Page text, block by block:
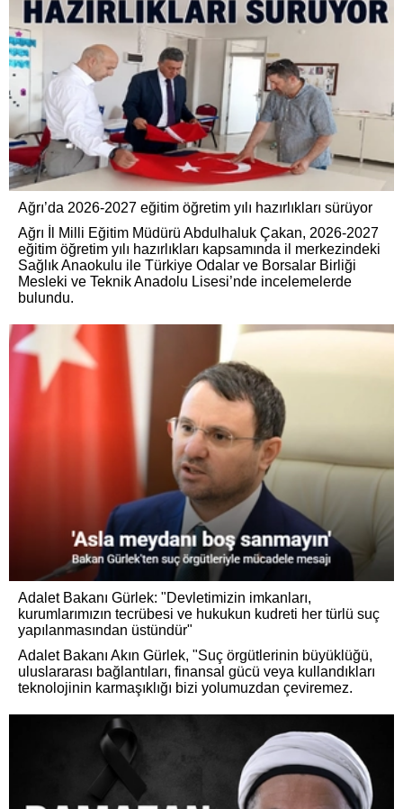
Ağrı’da 2026-2027 eğitim öğretim yılı hazırlıkları sürüyor
Ağrı İl Milli Eğitim Müdürü Abdulhaluk Çakan, 2026-2027
eğitim öğretim yılı hazırlıkları kapsamında il merkezindeki
Sağlık Anaokulu ile Türkiye Odalar ve Borsalar Birliği
Mesleki ve Teknik Anadolu Lisesi’nde incelemelerde
bulundu.
Adalet Bakanı Gürlek: "Devletimizin imkanları,
kurumlarımızın tecrübesi ve hukukun kudreti her türlü suç
yapılanmasından üstündür"
Adalet Bakanı Akın Gürlek, "Suç örgütlerinin büyüklüğü,
uluslararası bağlantıları, finansal gücü veya kullandıkları
teknolojinin karmaşıklığı bizi yolumuzdan çeviremez.